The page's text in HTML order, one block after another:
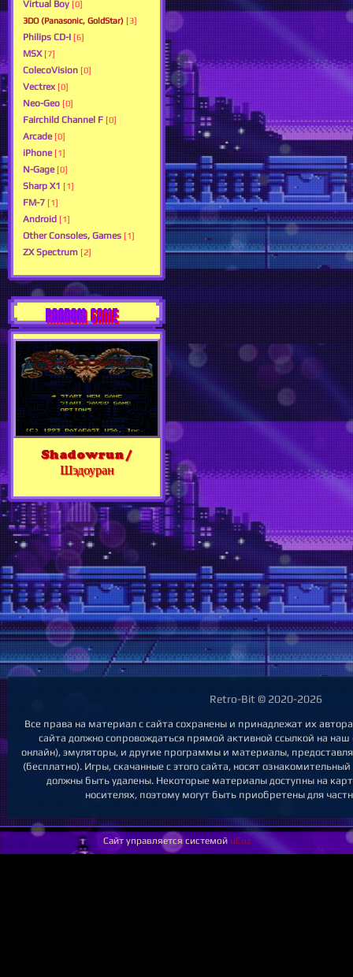
Virtual Boy [0]
3DO (Panasonic, GoldStar) [3]
Philips CD-I [6]
MSX [7]
ColecoVision [0]
Vectrex [0]
Neo-Geo [0]
Fairchild Channel F [0]
Arcade [0]
iPhone [1]
N-Gage [0]
Sharp X1 [1]
FM-7 [1]
Android [1]
Other Consoles, Games [1]
ZX Spectrum [2]
RANDOM GAME
Shadowrun /
Шэдоуран
Retro-Bit © 2020-2026
Все права на материал с сайта сохранены и принадлежат их
сайта должно сопровождаться прямой активной ссылкой на наш
онлайн), эмуляторы, и другие программы и материалы,
(бесплатно). Игры, скачанные с этого сайта, носят
должны быть удалены. Некоторые материалы доступны на
носителях, поэтому могут быть приобретены для
Сайт управляется системой uCoz